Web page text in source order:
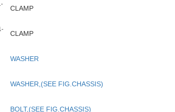
CLAMP
CLAMP
WASHER
WASHER,(SEE FIG.CHASSIS)
BOLT,(SEE FIG.CHASSIS)